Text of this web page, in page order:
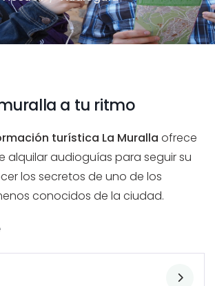
a tu ritmo
turística La Muralla ofrece
alquilar audioguías para seguir su
los secretos de uno de los
conocidos de la ciudad.